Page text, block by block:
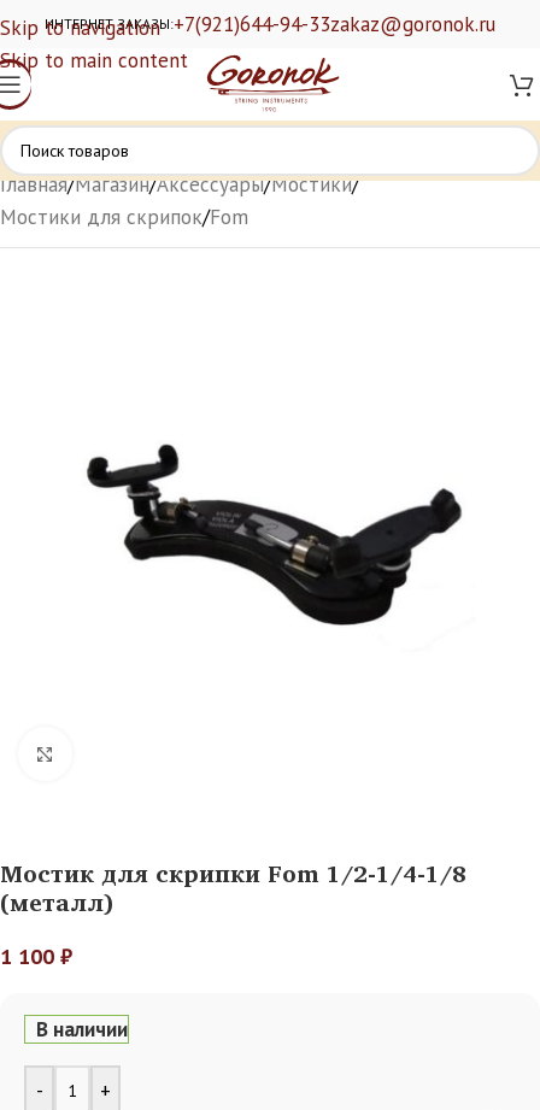
Skip to navigation
Skip to main content
ИНТЕРНЕТ ЗАКАЗЫ:+7(921)644-94-33zakaz@goronok.ru
Главная/Магазин/Аксессуары/Мостики/
Мостики для скрипок/Fom
Мостик для скрипки Fom 1/2-1/4-1/8
(металл)
1 100 ₽
В наличии
- +
Alternative: